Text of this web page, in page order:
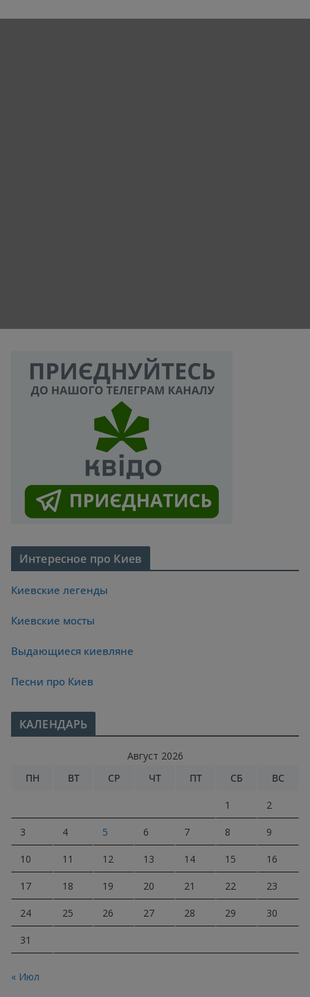
Интересное про Киев
Киевские легенды
Киевские мосты
Выдающиеся киевляне
Песни про Киев
КАЛЕНДАРЬ
Август 2026
ПН
ВТ СР ЧТ ПТ СБ ВС
1 2
3 4 5 6 7 8 9
10 11 12 13 14 15 16
17 18 19 20 21 22 23
24 25 26 27 28 29 30
31
« Июл